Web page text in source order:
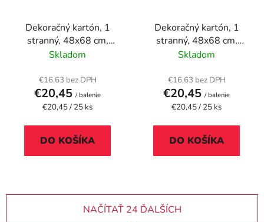
Dekoračný kartón, 1
stranný, 48x68 cm,
oranžová
Skladom
€16,63 bez DPH
€20,45 / balenie
Jednotková
€20,45 / 25 ks
DO KOŠÍKA
Dekoračný kartón, 1
stranný, 48x68 cm,
ružová
Skladom
€16,63 bez DPH
€20,45 / balenie
Jednotková
€20,45 / 25 ks
DO KOŠÍKA
NAČÍTAŤ 24 ĎALŠÍCH